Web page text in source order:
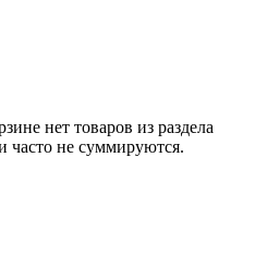
нет товаров из раздела
не суммируются.